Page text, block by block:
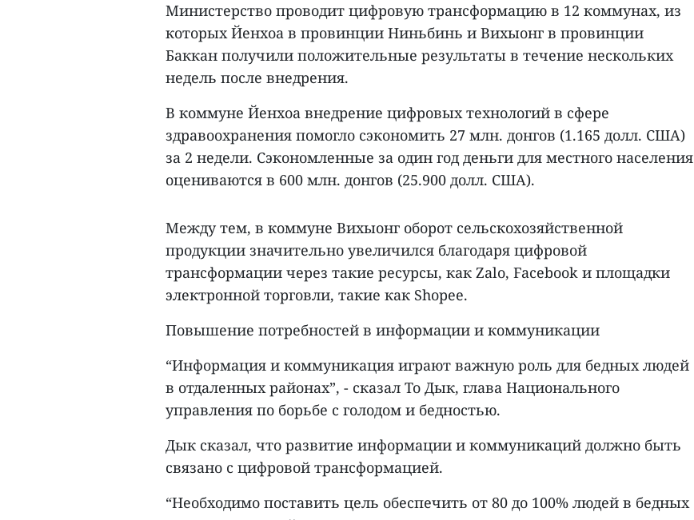
Министерство проводит цифровую трансформацию в 12 коммунах, из
которых Йенхоа в провинции Ниньбинь и Вихыонг в провинции
Баккан получили положительные результаты в течение нескольких
недель после внедрения.
В коммуне Йенхоа внедрение цифровых технологий в сфере
здравоохранения помогло сэкономить 27 млн. донгов (1.165 долл. США)
за 2 недели. Сэкономленные за один год деньги для местного населения
оцениваются в 600 млн. донгов (25.900 долл. США).
Между тем, в коммуне Вихыонг оборот сельскохозяйственной
продукции значительно увеличился благодаря цифровой
трансформации через такие ресурсы, как Zalo, Facebook и площадки
электронной торговли, такие как Shopee.
Повышение потребностей в информации и коммуникации
“Информация и коммуникация играют важную роль для бедных людей
в отдаленных районах”, - сказал То Дык, глава Национального
управления по борьбе с голодом и бедностью.
Дык сказал, что развитие информации и коммуникаций должно быть
связано с цифровой трансформацией.
“Необходимо поставить цель обеспечить от 80 до 100% людей в бедных